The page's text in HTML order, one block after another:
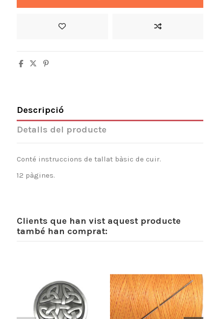
Descripció
Detalls del producte
Conté instruccions de tallat bàsic de cuir.
12 pàgines.
Clients que han vist aquest producte
també han comprat: